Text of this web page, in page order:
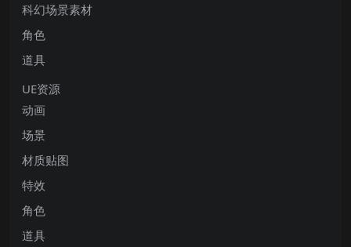
科幻场景素材
角色
道具
UE资源
动画
场景
材质贴图
特效
角色
道具